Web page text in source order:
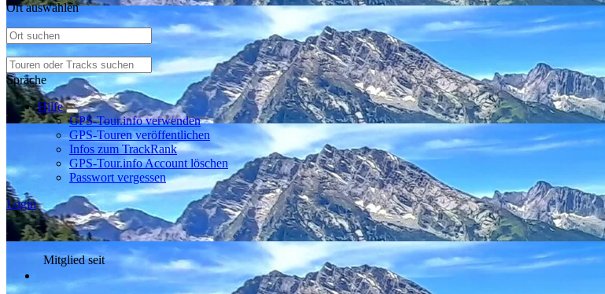
Ort auswählen
Sprache
Hilfe
GPS-Tour.info verwenden
GPS-Touren veröffentlichen
Infos zum TrackRank
GPS-Tour.info Account löschen
Passwort vergessen
Login
Mitglied seit